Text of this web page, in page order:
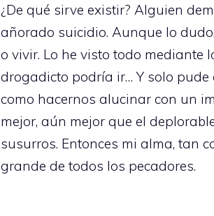
¿De qué sirve existir? Alguien
añorado suicidio. Aunque lo
o vivir. Lo he visto todo mediante
drogadicto podría ir… Y solo
como hacernos alucinar con un
mejor, aún mejor que el
susurros. Entonces mi alma, tan
grande de todos los pecadores.